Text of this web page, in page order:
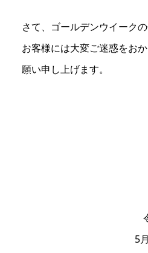
さて、ゴールデンウイーク
お客様には大変ご迷惑をお
願い申し上げます。
5